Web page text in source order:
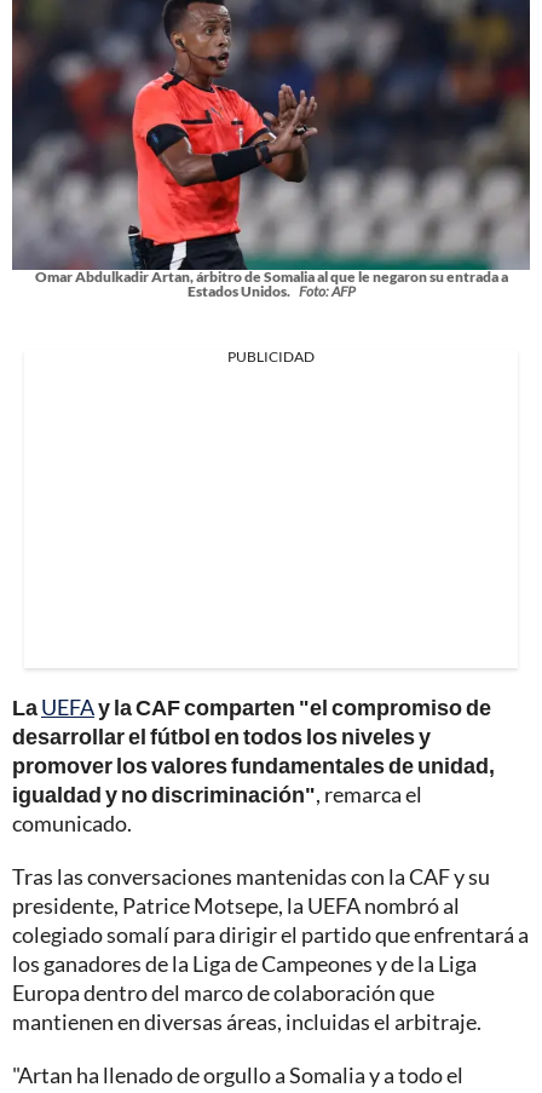
Omar Abdulkadir Artan, árbitro de Somalia al que le negaron su entrada a
Estados Unidos. Foto: AFP
PUBLICIDAD
LaUEFAy la CAF comparten "el compromiso de
desarrollar el fútbol en todos los niveles y
promover los valores fundamentales de unidad,
igualdad y no discriminación", remarca el
comunicado.
Tras las conversaciones mantenidas con la CAF y su
presidente, Patrice Motsepe, la UEFA nombró al
colegiado somalí para dirigir el partido que enfrentará a
los ganadores de la Liga de Campeones y de la Liga
Europa dentro del marco de colaboración que
mantienen en diversas áreas, incluidas el arbitraje.
"Artan ha llenado de orgullo a Somalia y a todo el